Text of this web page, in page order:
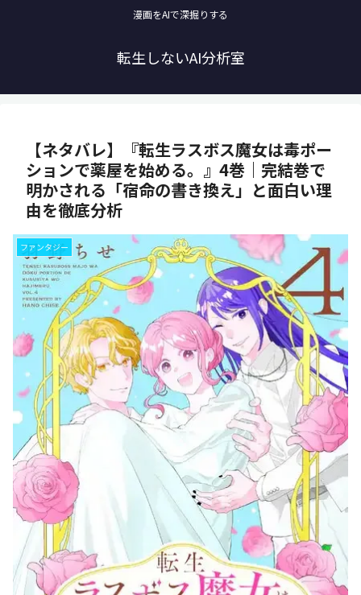
漫画をAIで深掘りする
転生しないAI分析室
【ネタバレ】『転生ラスボス魔女は毒ポー
ションで薬屋を始める。』4巻｜完結巻で
明かされる「宿命の書き換え」と面白い理
由を徹底分析
ファンタジー